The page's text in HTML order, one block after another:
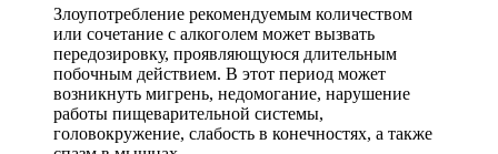
Злоупотребление рекомендуемым количеством
или сочетание с алкоголем может вызвать
передозировку, проявляющуюся длительным
побочным действием. В этот период может
возникнуть мигрень, недомогание, нарушение
работы пищеварительной системы,
головокружение, слабость в конечностях, а также